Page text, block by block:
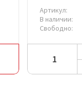
Артикул:
В наличии:
Свободно: